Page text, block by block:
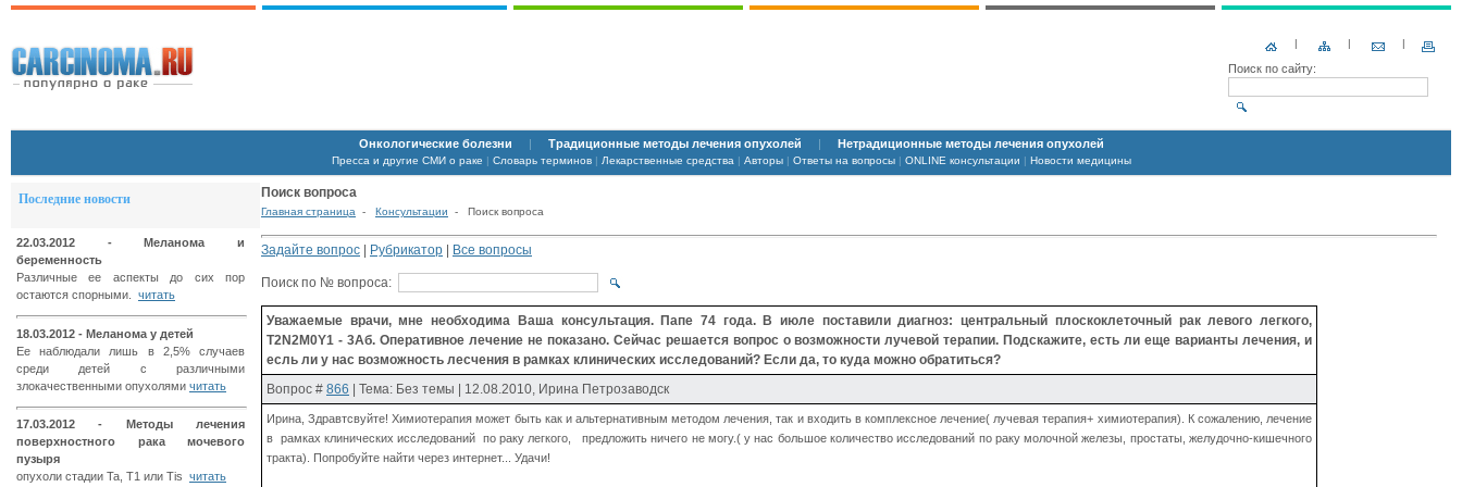
| | |
Поиск по сайту:
Онкологические болезни | Традиционные методы лечения опухолей | Нетрадиционные методы лечения опухолей
Пресса и другие СМИ о раке | Словарь терминов| Лекарственные средства | Авторы| Ответы на вопросы| ONLINE консультации | Новости медицины
Последние новости
22.03.2012 - Меланома и
беременность
Различные ее аспекты до сих пор
остаются спорными. читать
18.03.2012 - Меланома у детей
Ее наблюдали лишь в 2,5% случаев
среди детей с различными
злокачественными опухолями читать
17.03.2012 - Методы лечения
поверхностного рака мочевого
пузыря
опухоли стадии Ta, T1 или Tis читать
Поиск вопроса
Главная страница - Консультации - Поиск вопроса
Задайте вопрос Рубрикатор Все вопросы
Поиск по № вопроса:
Уважаемые врачи, мне необходима Ваша консультация. Папе 74 года. В июле поставили диагноз: центральный плоскоклеточный рак левого легкого,
T2N2M0Y1 - 3Aб. Оперативное лечение не показано. Сейчас решается вопрос о возможности лучевой терапии. Подскажите, есть ли еще варианты лечения, и
есль ли у нас возможность лесчения в рамках клинических исследований? Если да, то куда можно обратиться?
Вопрос # 866 | Тема: Без темы | 12.08.2010, Ирина Петрозаводск
Ирина, Здравтсвуйте! Химиотерапия может быть как и альтернативным методом лечения, так и входить в комплексное лечение( лучевая терапия+ химиотерапия). К сожалению, лечение
в рамках клинических исследований по раку легкого, предложить ничего не могу.( у нас большое количество исследований по раку молочной железы, простаты, желудочно-кишечного
тракта). Попробуйте найти через интернет... Удачи!